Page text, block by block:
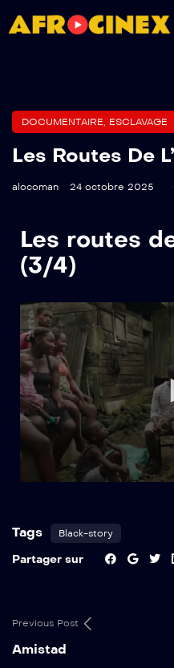
DOCUMENTAIRE, ESCLAVAGE
Les Routes De
alocoman 24 octobre 2025
Les routes
(3/4)
Tags Black-story
Partager sur
Previous Post
Amistad